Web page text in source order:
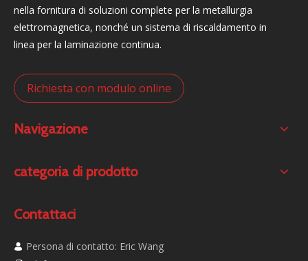
Agitatore elettromagnetico in rotolo avanzato ad alto campo magnetico EMS Agitatore elettromagnetico MEMS per stampi professionali di alta qualità per colata continua
nella fornitura di soluzioni complete per la metallurgia
elettromagnetica, nonché un sistema di riscaldamento in
linea per la laminazione continua.
Richiesta con modulo online
Navigazione
categoria di prodotto
Contattaci
 Persona di contatto: Eric Wang